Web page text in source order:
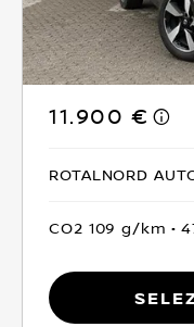
11.900 €
ROTALNORD
CO2 109 g/km